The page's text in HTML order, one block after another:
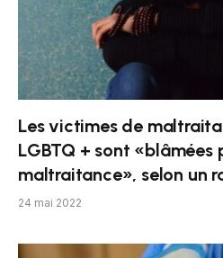
Les victimes de
LGBTQ + sont «blâmées
maltraitance», selon un
24 mai 2022